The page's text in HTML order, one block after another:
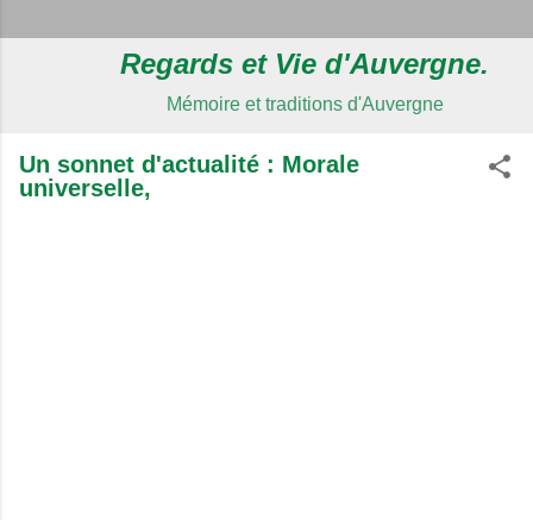
Regards et Vie d'Auvergne.
Mémoire et traditions d'Auvergne
Un sonnet d'actualité : Morale
universelle,